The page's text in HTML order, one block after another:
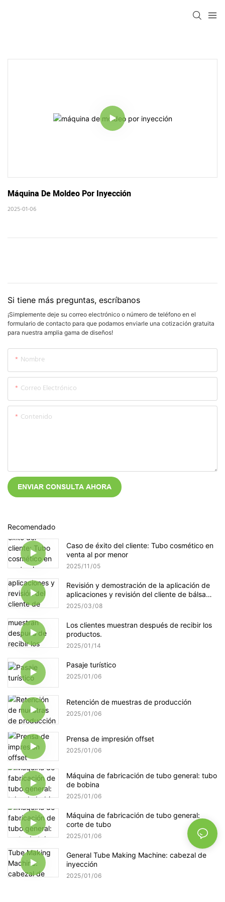
Máquina De Moldeo Por Inyección
2025-01-06
Si tiene más preguntas, escríbanos
¡Simplemente deje su correo electrónico o número de teléfono en el
formulario de contacto para que podamos enviarle una cotización gratuita
para nuestra amplia gama de diseños!
Nombre
Correo Electrónico
Contenido
ENVIAR CONSULTA AHORA
Recomendado
Caso de éxito del cliente: Tubo cosmético en
venta al por menor
2025 11 05
Revisión y demostración de la aplicación de
aplicaciones y revisión del cliente de bálsamo
de bálsamo de labios personalizado
2025 03 08
Los clientes muestran después de recibir los
productos.
2025 01 14
Pasaje turístico
2025 01 06
Retención de muestras de producción
2025 01 06
Prensa de impresión offset
2025 01 06
Máquina de fabricación de tubo general: tubo
de bobina
2025 01 06
Máquina de fabricación de tubo general:
corte de tubo
2025 01 06
General Tube Making Machine: cabezal de
inyección
2025 01 06